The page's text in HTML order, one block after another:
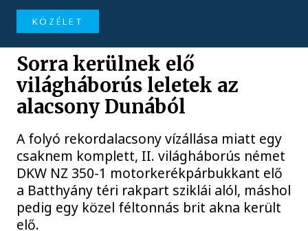
KÖZÉLET
Sorra kerülnek elő
világháborús leletek az
alacsony Dunából
A folyó rekordalacsony vízállása miatt egy
csaknem komplett, II. világháborús német
DKW NZ 350-1 motorkerékpárbukkant elő
a Batthyány téri rakpart sziklái alól, máshol
pedig egy közel féltonnás brit akna került
elő.